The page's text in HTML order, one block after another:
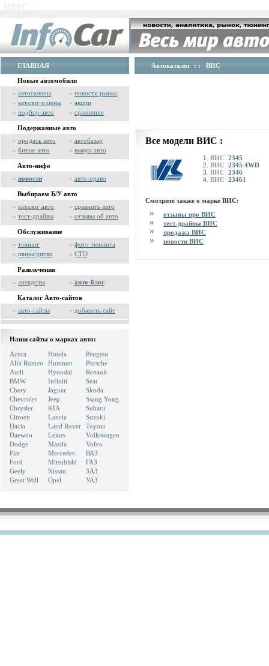
ГЛАВНАЯ
Новые автомобили
» автосалоны » новости рынка
» каталог и цены » акции
» подбор авто » сравнение
Подержанные авто
» продать авто » автобазар
» битые авто » выкуп авто
Авто-инфо
» новости » авто-право
Выбираем Б/У авто
» каталог авто » сравнить авто
» тест-драйвы » отзывы об авто
Обслуживание
» тюнинг » фото тюнинга
» шины/диски » СТО
Развлечения
» анекдоты » авто-блог
Каталог Авто-сайтов
» авто-сайты » добавить сайт
Наши сайты о марках авто:
Acura
Alfa Romeo
Audi
BMW
Chery
Chevrolet
Chrysler
Citroen
Dacia
Daewoo
Dodge
Fiat
Ford
Geely
Great Wall
Honda
Hummer
Hyundai
Infiniti
Jaguar
Jeep
KIA
Lancia
Land Rover
Lexus
Mazda
Mercedes
Mitsubishi
Nissan
Opel
Peugeot
Porsche
Renault
Seat
Skoda
Ssang Yong
Subaru
Suzuki
Toyota
Volkswagen
Volvo
ВАЗ
ГАЗ
ЗАЗ
УАЗ
Автокаталог : : ВИС
Все модели ВИС :
ВИС 2345
ВИС 2345 4WD
ВИС 2346
ВИС 23461
Смотрите также о марке ВИС:
отзывы про ВИС
тест-драйвы ВИС
продажа ВИС
новости ВИС